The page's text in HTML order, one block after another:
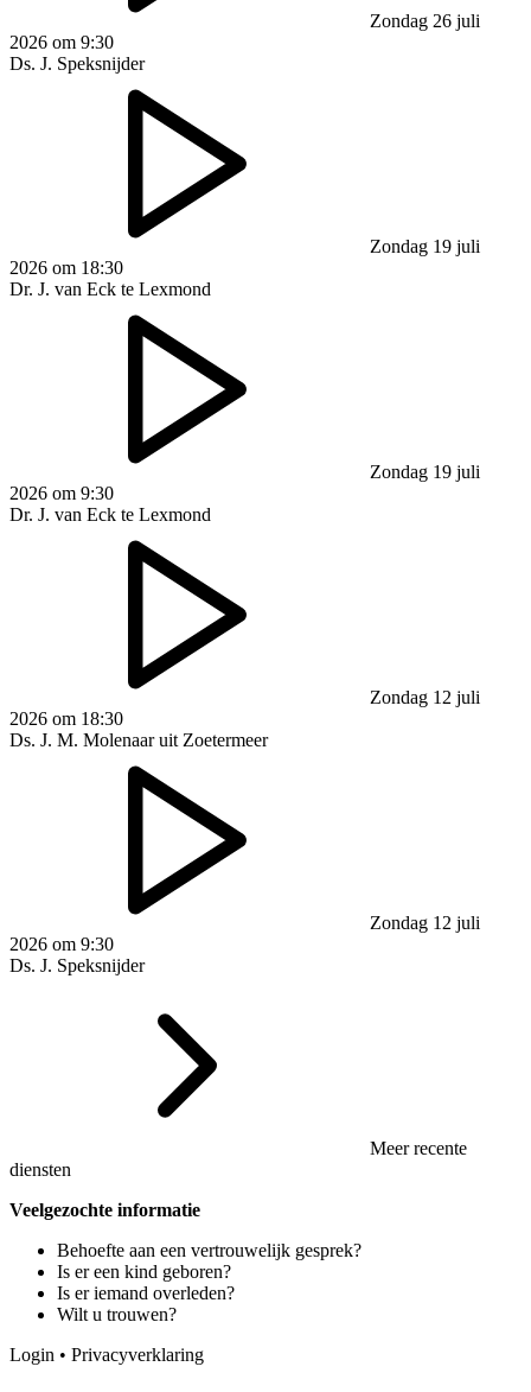
Zondag 26 juli
2026 om 9:30
Ds. J. Speksnijder
Zondag 19 juli
2026 om 18:30
Dr. J. van Eck te Lexmond
Zondag 19 juli
2026 om 9:30
Dr. J. van Eck te Lexmond
Zondag 12 juli
2026 om 18:30
Ds. J. M. Molenaar uit Zoetermeer
Zondag 12 juli
2026 om 9:30
Ds. J. Speksnijder
Meer recente
diensten
Veelgezochte informatie
Behoefte aan een vertrouwelijk gesprek?
Is er een kind geboren?
Is er iemand overleden?
Wilt u trouwen?
Login • Privacyverklaring